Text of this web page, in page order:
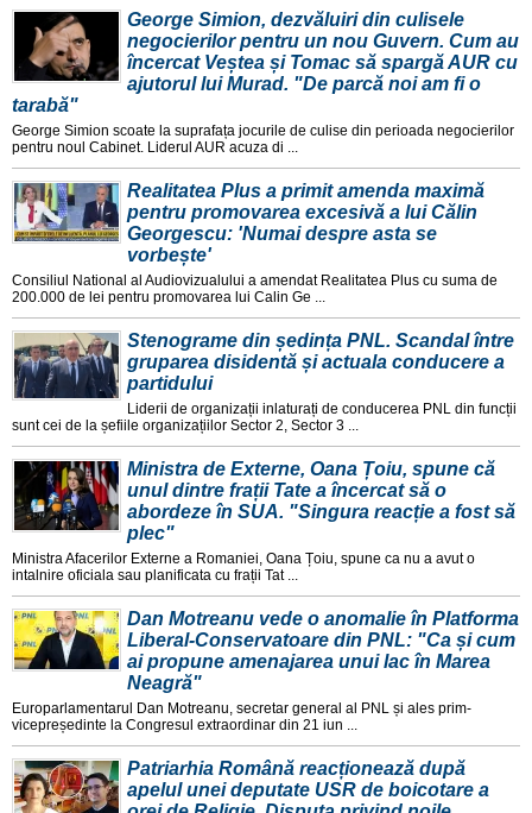
George Simion, dezvăluiri din culisele
negocierilor pentru un nou Guvern. Cum au
încercat Veștea și Tomac să spargă AUR cu
ajutorul lui Murad. "De parcă noi am fi o
tarabă"
George Simion scoate la suprafața jocurile de culise din perioada negocierilor
pentru noul Cabinet. Liderul AUR acuza di ...
Realitatea Plus a primit amenda maximă
pentru promovarea excesivă a lui Călin
Georgescu: 'Numai despre asta se
vorbește'
Consiliul National al Audiovizualului a amendat Realitatea Plus cu suma de
200.000 de lei pentru promovarea lui Calin Ge ...
Stenograme din ședința PNL. Scandal între
gruparea disidentă și actuala conducere a
partidului
Liderii de organizații inlaturați de conducerea PNL din funcții
sunt cei de la șefiile organizațiilor Sector 2, Sector 3 ...
Ministra de Externe, Oana Țoiu, spune că
unul dintre frații Tate a încercat să o
abordeze în SUA. "Singura reacție a fost să
plec"
Ministra Afacerilor Externe a Romaniei, Oana Țoiu, spune ca nu a avut o
intalnire oficiala sau planificata cu frații Tat ...
Dan Motreanu vede o anomalie în Platforma
Liberal-Conservatoare din PNL: "Ca și cum
ai propune amenajarea unui lac în Marea
Neagră"
Europarlamentarul Dan Motreanu, secretar general al PNL și ales prim-
vicepreședinte la Congresul extraordinar din 21 iun ...
Patriarhia Română reacționează după
apelul unei deputate USR de boicotare a